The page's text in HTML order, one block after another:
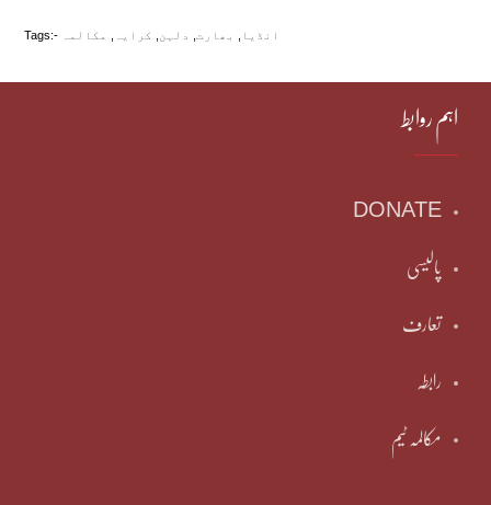
Tags:- انڈیا بھارت دلہن کرایہ مکالمہ
اہم روابط
DONATE
پالیسی
تعارف
رابطہ
مکالمہ ٹیم